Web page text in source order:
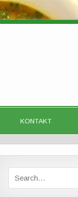
KONTAKT